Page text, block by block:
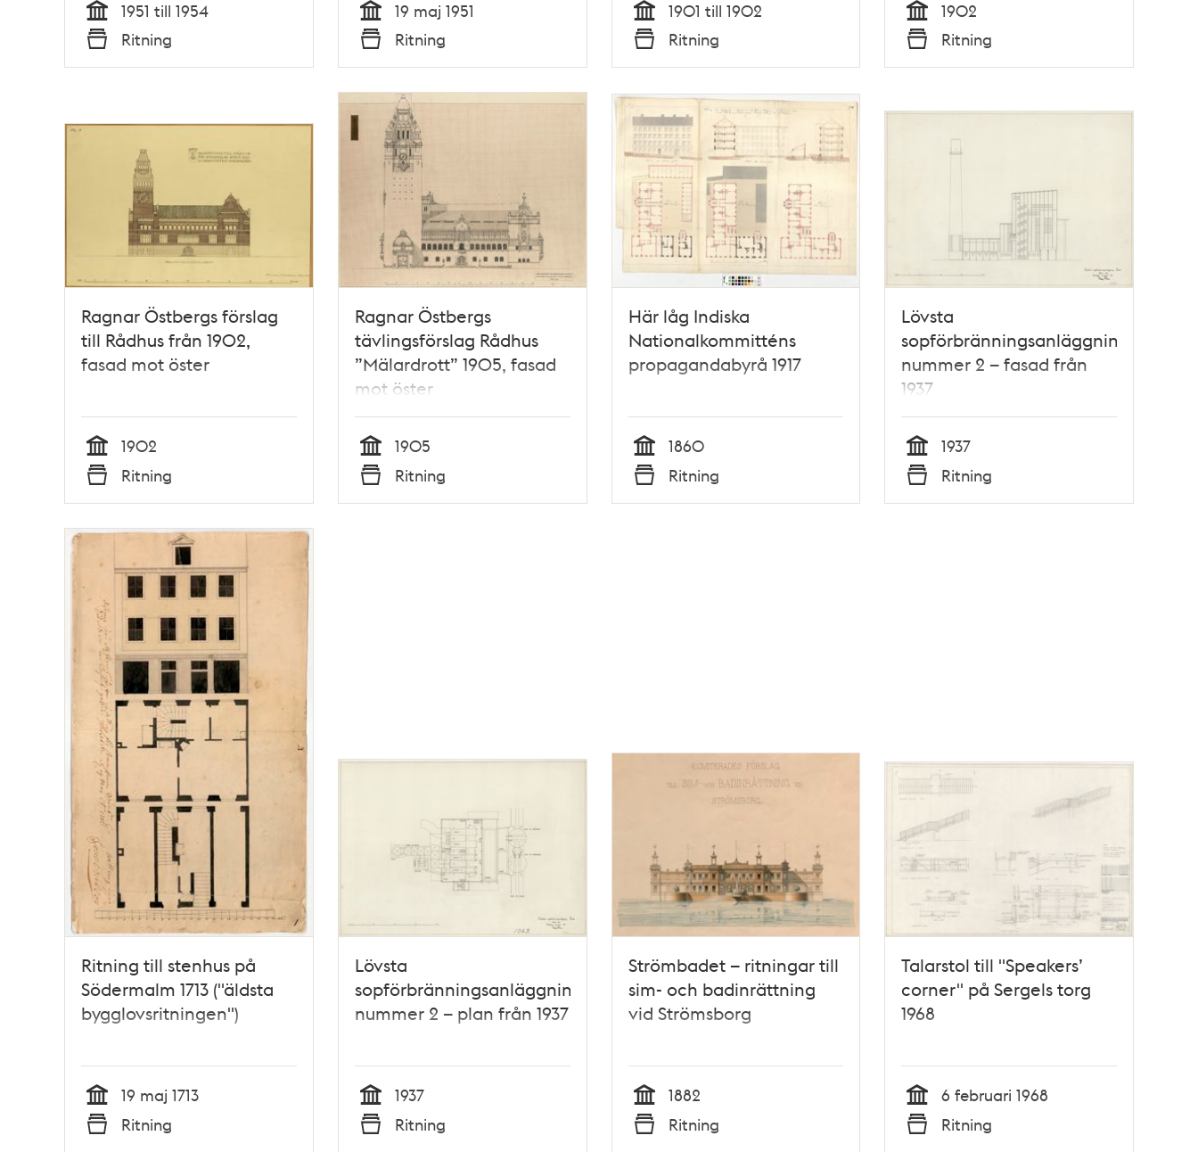
Tid
1951 till 1954
Typ
Ritning Tid
19 maj 1951
Typ
Ritning Tid
1901 till 1902
Typ
Ritning Tid
1902
Typ
Ritning
Ragnar Östbergs förslag
till Rådhus från 1902,
fasad mot öster
Tid
1902
Typ
Ritning
Ragnar Östbergs
tävlingsförslag Rådhus
”Mälardrott” 1905, fasad
mot öster
Tid
1905
Typ
Ritning
Här låg Indiska
Nationalkommitténs
propagandabyrå 1917
Tid
1860
Typ
Ritning
Lövsta
sopförbränningsanläggning
nummer 2 – fasad från
1937
Tid
1937
Typ
Ritning
Ritning till stenhus på
Södermalm 1713 ("äldsta
bygglovsritningen")
Tid
19 maj 1713
Ritning
Lövsta
sopförbränningsanläggning
nummer 2 – plan från 1937
Tid
1937
Ritning
Strömbadet – ritningar till
sim- och badinrättning
vid Strömsborg
Tid
1882
Ritning
Talarstol till "Speakers’
corner" på Sergels torg
1968
Tid
6 februari 1968
Ritning